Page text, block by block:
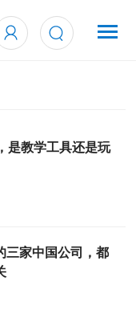
是教学工具还是玩
三家中国公司，都